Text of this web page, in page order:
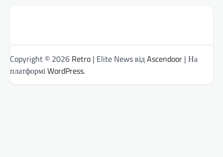
Copyright © 2026 Retro | Elite News відAscendoor | На
платформіWordPress.